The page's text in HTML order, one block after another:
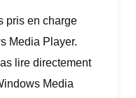
pris en charge
Media Player.
lire directement
Media